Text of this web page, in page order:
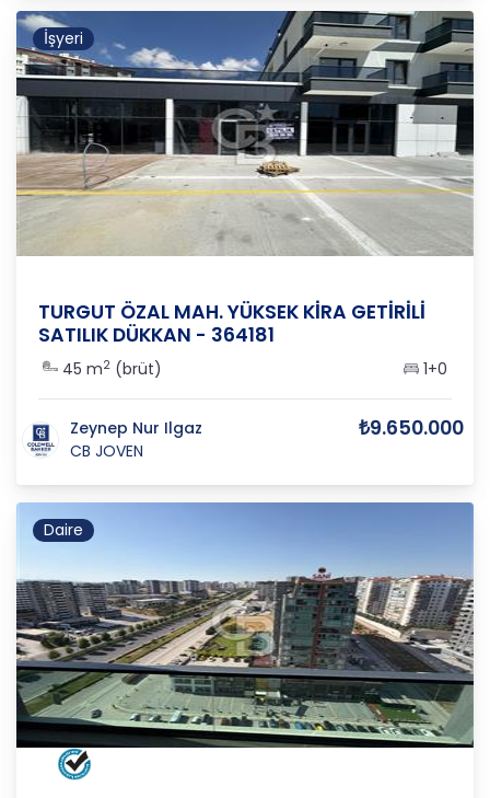
İşyeri
TURGUT ÖZAL MAH. YÜKSEK KİRA GETİRİLİ
SATILIK DÜKKAN - 364181
45 m2 (brüt) 1+0
Zeynep Nur Ilgaz
CB JOVEN
₺9.650.000
Daire